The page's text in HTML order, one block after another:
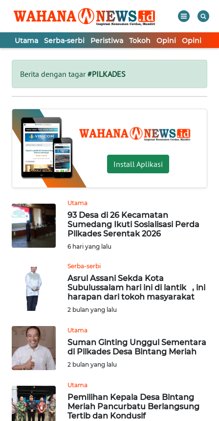
Utama Serba-serbi Peristiwa Tokoh Opini Opini
Berita dengan tagar#PILKADES
Install Aplikasi
Utama
93 Desa di 26 Kecamatan
Sumedang Ikuti Sosialisasi Perda
Pilkades Serentak 2026
6 hari yang lalu
Serba-serbi
Asrul Assani Sekda Kota
Subulussalam hari ini di lantik , ini
harapan dari tokoh masyarakat
2 bulan yang lalu
Utama
Suman Ginting Unggul Sementara
di Pilkades Desa Bintang Meriah
2 bulan yang lalu
Utama
Pemilihan Kepala Desa Bintang
Meriah Pancurbatu Berlangsung
Tertib dan Kondusif
Tutup
UTAMA
SERBA-
SERBI
PERISTIWA
TOKOH
OPINI
OPINI
Informasi
INDEKS
BERITA
KONTAK
KAMI
INFO
TENTANG
KAMI